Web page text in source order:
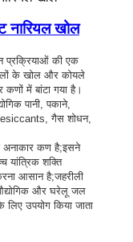
नारियल खोल
प्रक्रियाओं की एक
के खोल और कोयले
कणों में बांटा गया है।
पानी, पकाने,
गैस शोधन,
अनाकार कण है;इसने
यांत्रिक शक्ति
आसान है;जहरीली
और घरेलू जल
उपयोग किया जाता